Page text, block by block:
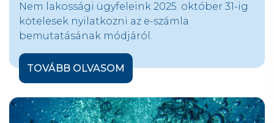
Nem lakossági ügyfeleink 2025. október 31-ig
kötelesek nyilatkozni az e-számla
bemutatásának módjáról.
TOVÁBB OLVASOM